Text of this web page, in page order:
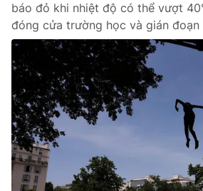
báo đỏ khi nhiệt độ có thể vượt
đóng cửa trường học và gián đoạn